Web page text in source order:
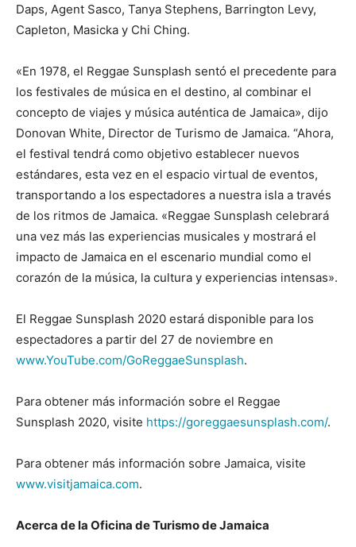
Daps, Agent Sasco, Tanya Stephens, Barrington Levy,
Capleton, Masicka y Chi Ching.
«En 1978, el Reggae Sunsplash sentó el precedente para
los festivales de música en el destino, al combinar el
concepto de viajes y música auténtica de Jamaica», dijo
Donovan White, Director de Turismo de Jamaica. “Ahora,
el festival tendrá como objetivo establecer nuevos
estándares, esta vez en el espacio virtual de eventos,
transportando a los espectadores a nuestra isla a través
de los ritmos de Jamaica. «Reggae Sunsplash celebrará
una vez más las experiencias musicales y mostrará el
impacto de Jamaica en el escenario mundial como el
corazón de la música, la cultura y experiencias intensas».
El Reggae Sunsplash 2020 estará disponible para los
espectadores a partir del 27 de noviembre en
www.YouTube.com/GoReggaeSunsplash.
Para obtener más información sobre el Reggae
Sunsplash 2020, visite https://goreggaesunsplash.com/.
Para obtener más información sobre Jamaica, visite
www.visitjamaica.com.
Acerca de la Oficina de Turismo de Jamaica